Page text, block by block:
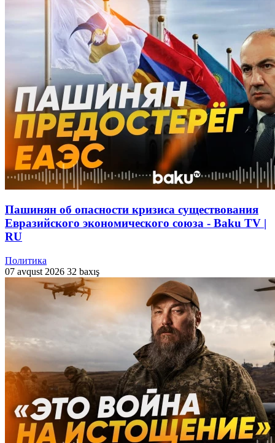
Пашинян об опасности кризиса существования
Евразийского экономического союза - Baku TV |
RU
Политика
07 avqust 2026 32 baxış